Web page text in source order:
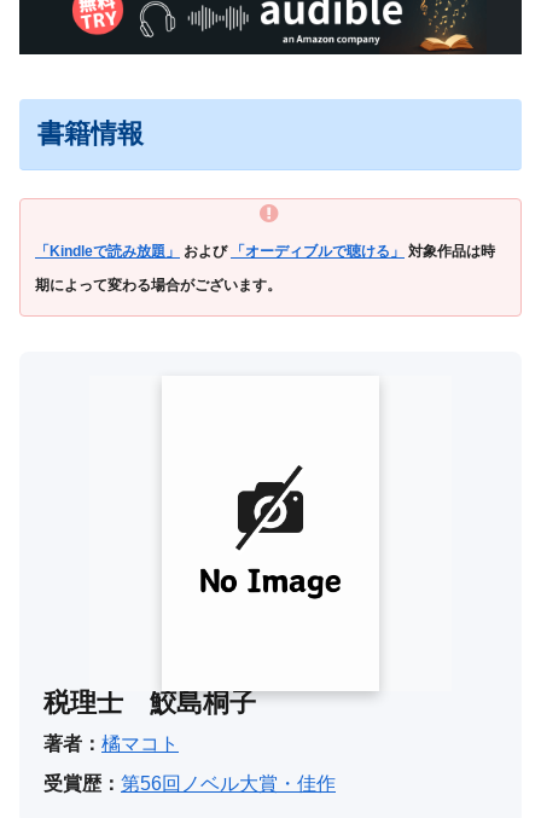
書籍情報
「Kindleで読み放題」 および 「オーディブルで聴ける」
対象作品は時
期によって変わる場合がございます。
税理士 鮫島桐子
著者： 橘マコト
受賞歴： 第56回ノベル大賞・佳作